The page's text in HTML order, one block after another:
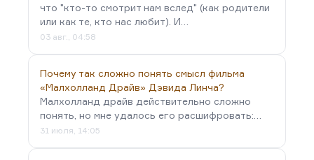
что "кто-то смотрит нам вслед" (как родители
или как те, кто нас любит). И…
03 авг., 04:58
Почему так сложно понять смысл фильма
«Малхолланд Драйв» Дэвида Линча?
Малхолланд драйв действительно сложно
понять, но мне удалось его расшифровать:…
31 июля, 14:05